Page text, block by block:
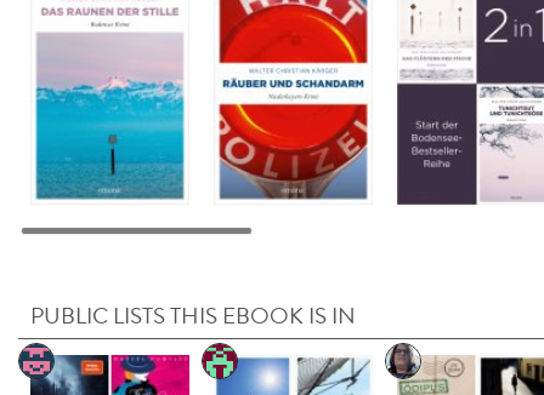
PUBLIC LISTS THIS EBOOK IS IN